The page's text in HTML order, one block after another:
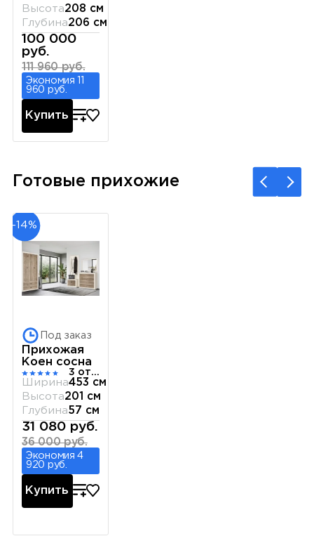
Высота208 см
Глубина206 см
100 000
руб.
111 960 руб.
Экономия 11
960 руб.
Купить
Готовые прихожие
-14%
Под заказ
Прихожая
Коен сосна
3 отзыва
Ширина453 см
Высота201 см
Глубина57 см
31 080 руб.
36 000 руб.
Экономия 4
920 руб.
Купить